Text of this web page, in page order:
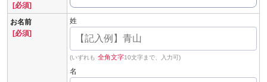
[必須]
お名前
[必須]
姓
(いずれも 全角文字10文字まで、入力可)
名